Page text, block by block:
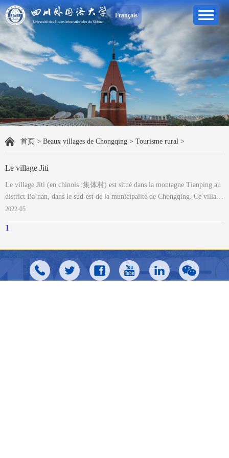
Français
首页 > Beaux villages de Chongqing > Tourisme rural >
Le village Jiti
Le village Jiti (en chinois :集体村) est situé dans la montagne Tianping au
district Ba’nan, dans le sud-est de la municipalité de Chongqing. Ce village
à une altitude d’environ 500 m, couvre une superficie de 9, 83 km2 dont 2,
2022-05
1